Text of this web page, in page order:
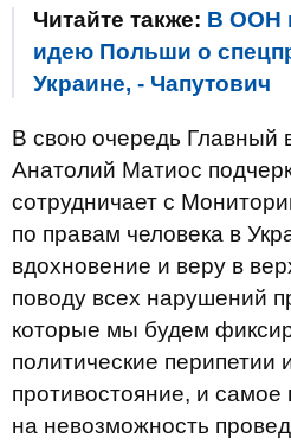
Читайте также: В ООН
идею Польши о
Украине, - Чапутович
В свою очередь Главный
Анатолий Матиос
сотрудничает с
по правам человека в
вдохновение и веру в
поводу всех нарушений
которые мы будем
политические перипетии
противостояние, и самое
на невозможность